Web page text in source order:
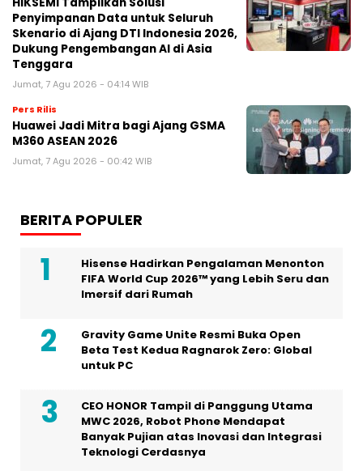
Penyimpanan Data untuk Seluruh
Skenario di Ajang DTI Indonesia 2026,
Dukung Pengembangan AI di Asia
Tenggara
Jumat, 7 Agu 2026 - 04:14 WIB
Pers Rilis
Huawei Jadi Mitra bagi Ajang GSMA
M360 ASEAN 2026
Jumat, 7 Agu 2026 - 00:42 WIB
BERITA POPULER
Hisense Hadirkan Pengalaman Menonton
FIFA World Cup 2026™ yang Lebih Seru dan
Imersif dari Rumah
Gravity Game Unite Resmi Buka Open
Beta Test Kedua Ragnarok Zero: Global
untuk PC
CEO HONOR Tampil di Panggung Utama
MWC 2026, Robot Phone Mendapat
Banyak Pujian atas Inovasi dan Integrasi
Teknologi Cerdasnya